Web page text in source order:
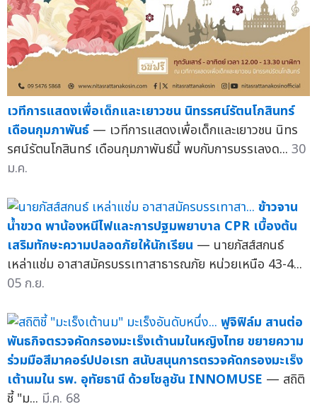
เวทีการแสดงเพื่อเด็กและเยาวชน นิทรรศน์รัตนโกสินทร์
เดือนกุมภาพันธ์ — เวทีการแสดงเพื่อเด็กและเยาวชน นิทร
รศน์รัตนโกสินทร์ เดือนกุมภาพันธ์นี้ พบกับการบรรเลงด... 30
ม.ค.
ข้าวจาน
น้ำขวด พาน้องหนีไฟและการปฐมพยาบาล CPR เบื้องต้น
เสริมทักษะความปลอดภัยให้นักเรียน — นายภัสส์สกนธ์
เหล่าแช่ม อาสาสมัครบรรเทาสาธารณภัย หน่วยเหนือ 43-4...
05 ก.ย.
ฟูจิฟิล์ม สานต่อ
พันธกิจตรวจคัดกรองมะเร็งเต้านมในหญิงไทย ขยายความ
ร่วมมือสีมาคอร์ปปอเรท สนับสนุนการตรวจคัดกรองมะเร็ง
เต้านมใน รพ. อุทัยธานี ด้วยโซลูชัน INNOMUSE — สถิติ
ชี้ "ม... มี.ค. 68